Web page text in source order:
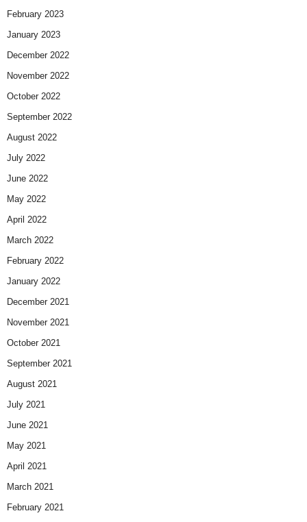
February 2023
January 2023
December 2022
November 2022
October 2022
September 2022
August 2022
July 2022
June 2022
May 2022
April 2022
March 2022
February 2022
January 2022
December 2021
November 2021
October 2021
September 2021
August 2021
July 2021
June 2021
May 2021
April 2021
March 2021
February 2021